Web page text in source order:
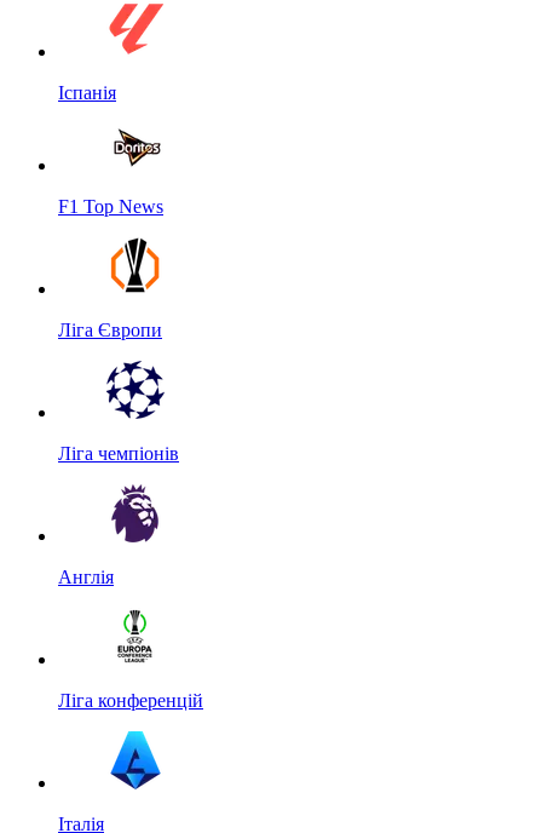
Іспанія
F1 Top News
Ліга Європи
Ліга чемпіонів
Англія
Ліга конференцій
Італія